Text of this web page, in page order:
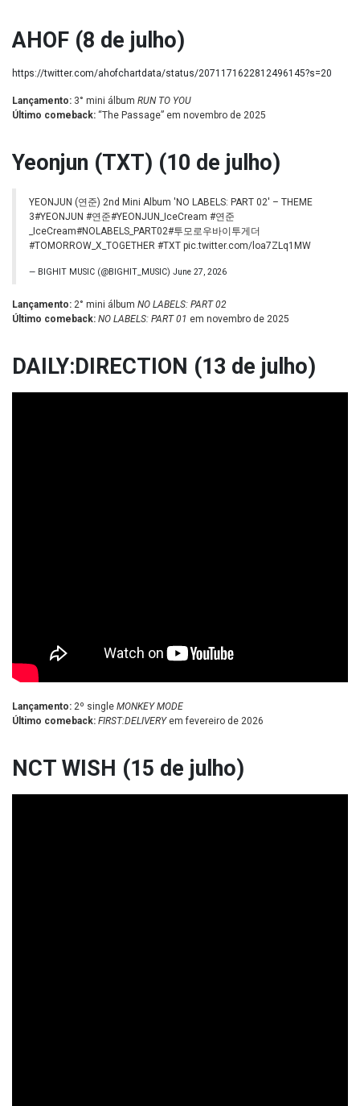
AHOF (8 de julho)
https://twitter.com/ahofchartdata/status/2071171622812496145?s=20
Lançamento: 3° mini álbum RUN TO YOU
Último comeback: “The Passage” em novembro de 2025
Yeonjun (TXT) (10 de julho)
YEONJUN (연준) 2nd Mini Album 'NO LABELS: PART 02' – THEME
3#YEONJUN #연준#YEONJUN_IceCream #연준
_IceCream#NOLABELS_PART02#투모로우바이투게더
#TOMORROW_X_TOGETHER #TXT pic.twitter.com/loa7ZLq1MW
— BIGHIT MUSIC (@BIGHIT_MUSIC) June 27, 2026
Lançamento: 2° mini álbum NO LABELS: PART 02
Último comeback: NO LABELS: PART 01 em novembro de 2025
DAILY:DIRECTION (13 de julho)
Lançamento: 2º single MONKEY MODE
Último comeback: FIRST:DELIVERYem fevereiro de 2026
NCT WISH (15 de julho)